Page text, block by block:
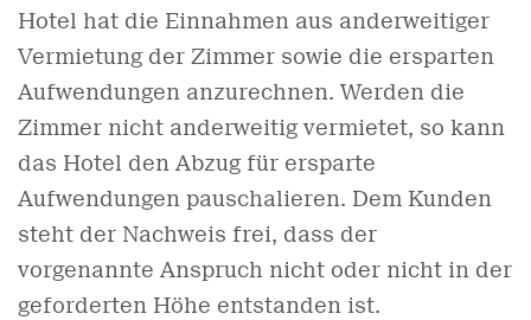
Hotel hat die Einnahmen aus anderweitiger
Vermietung der Zimmer sowie die ersparten
Aufwendungen anzurechnen. Werden die
Zimmer nicht anderweitig vermietet, so kann
das Hotel den Abzug für ersparte
Aufwendungen pauschalieren. Dem Kunden
steht der Nachweis frei, dass der
vorgenannte Anspruch nicht oder nicht in der
geforderten Höhe entstanden ist.